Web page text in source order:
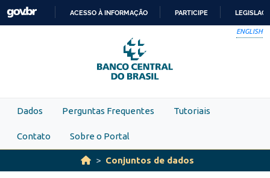
Skip to main content
PARA
O
CONTEÚDO
ACESSO À INFORMAÇÃO PARTICIPE
ENGLISH
Dados Perguntas Frequentes Tutoriais
Contato Sobre o Portal
Conjuntos de dados